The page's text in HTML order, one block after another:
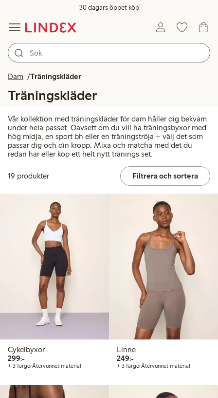
30 dagars öppet köp
Dam Träningskläder
Träningskläder
Vår kollektion med träningskläder för dam håller dig bekväm
under hela passet. Oavsett om du vill ha träningsbyxor med
hög midja, en sport bh eller en träningströja – välj det som
passar dig och din kropp. Mixa och matcha med det du
redan har eller köp ett helt nytt tränings set.
19 produkter Filtrera och sortera
Cykelbyxor
299:-299,00 kr
+ 3 färgerÅtervunnet material
Linne
249:-249,00 kr
+ 3 färgerÅtervunnet material